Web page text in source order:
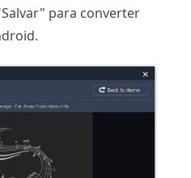
para converter